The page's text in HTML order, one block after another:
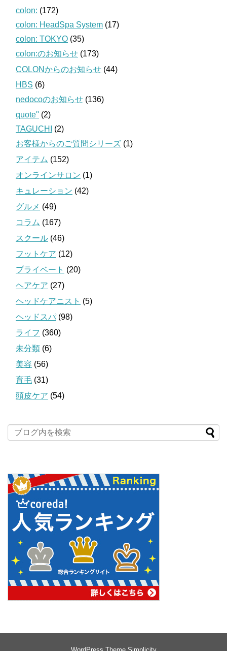
colon: (172)
colon: HeadSpa System (17)
colon: TOKYO (35)
colon:のお知らせ (173)
COLONからのお知らせ (44)
HBS (6)
nedocoのお知らせ (136)
quote'' (2)
TAGUCHI
(2)
お客様からのご質問シリーズ (1)
アイテム (152)
オンラインサロン (1)
キュレーション (42)
グルメ (49)
コラム (167)
スクール (46)
フットケア (12)
プライベート (20)
ヘアケア (27)
ヘッドケアニスト (5)
ヘッドスパ (98)
ライフ (360)
未分類 (6)
美容 (56)
育毛 (31)
頭皮ケア (54)